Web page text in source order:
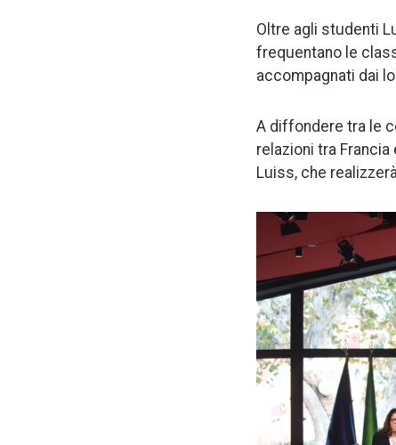
Oltre agli studenti
frequentano le
accompagnati dai
A diffondere tra le
relazioni tra
Luiss, che